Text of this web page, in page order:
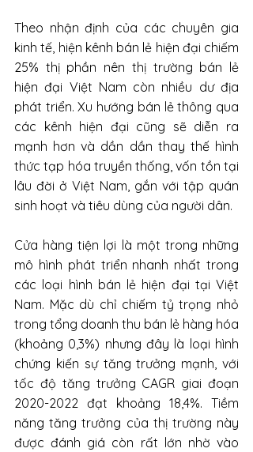
Theo nhận định của các chuyên gia
kinh tế, hiện kênh bán lẻ hiện đại chiếm
25% thị phần nên thị trường bán lẻ
hiện đại Việt Nam còn nhiều dư địa
phát triển. Xu hướng bán lẻ thông qua
các kênh hiện đại cũng sẽ diễn ra
mạnh hơn và dần dần thay thế hình
thức tạp hóa truyền thống, vốn tồn tại
lâu đời ở Việt Nam, gắn với tập quán
sinh hoạt và tiêu dùng của người dân.
Cửa hàng tiện lợi là một trong những
mô hình phát triển nhanh nhất trong
các loại hình bán lẻ hiện đại tại Việt
Nam. Mặc dù chỉ chiếm tỷ trọng nhỏ
trong tổng doanh thu bán lẻ hàng hóa
(khoảng 0,3%) nhưng đây là loại hình
chứng kiến sự tăng trưởng mạnh, với
tốc độ tăng trưởng CAGR giai đoạn
2020-2022 đạt khoảng 18,4%. Tiềm
năng tăng trưởng của thị trường này
được đánh giá còn rất lớn nhờ vào